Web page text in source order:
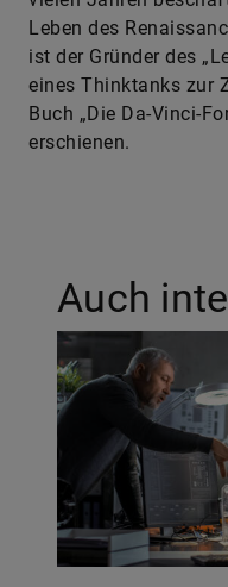
Leben des
ist der Gründer des
eines Thinktanks zur
Buch „Die Da-Vinci-
erschienen.
Auch